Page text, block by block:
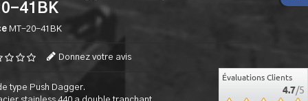
41BK
MT-20-41BK
Donnez votre avis
type Push Dagger.
Évaluations Clients
4.7/5